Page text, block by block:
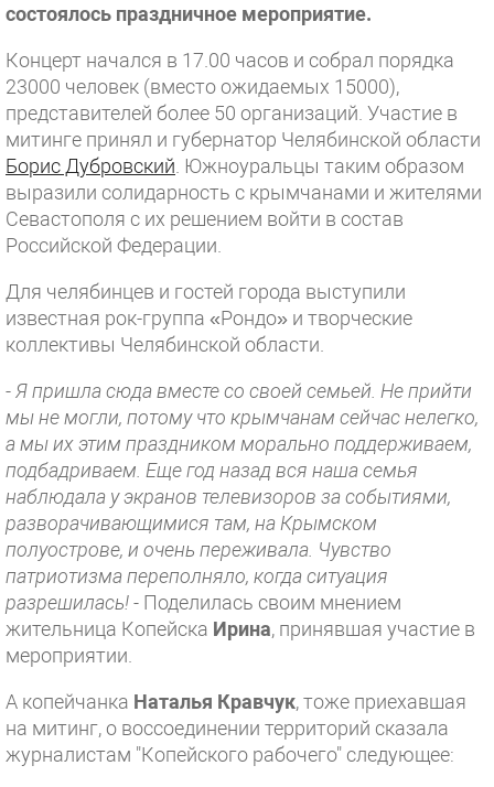
состоялось праздничное мероприятие.
Концерт начался в 17.00 часов и собрал порядка
23000 человек (вместо ожидаемых 15000),
представителей более 50 организаций. Участие в
митинге принял и губернатор Челябинской области
Борис Дубровский . Южноуральцы таким образом
выразили солидарность с крымчанами и жителями
Севастополя с их решением войти в состав
Российской Федерации.
Для челябинцев и гостей города выступили
известная рок-группа «Рондо» и творческие
коллективы Челябинской области.
- Я пришла сюда вместе со своей семьей. Не прийти
мы не могли, потому что крымчанам сейчас нелегко,
а мы их этим праздником морально поддерживаем,
подбадриваем. Еще год назад вся наша семья
наблюдала у экранов телевизоров за событиями,
разворачивающимися там, на Крымском
полуострове, и очень переживала. Чувство
патриотизма переполняло, когда ситуация
разрешилась! - Поделилась своим мнением
жительница Копейска Ирина, принявшая участие в
мероприятии.
А копейчанка Наталья Кравчук, тоже приехавшая
на митинг, о воссоединении территорий сказала
журналистам "Копейского рабочего" следующее: